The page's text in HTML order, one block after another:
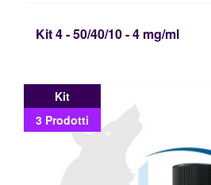
Kit 4 - 50/40/10 - 4 mg/ml
Kit
3 Prodotti